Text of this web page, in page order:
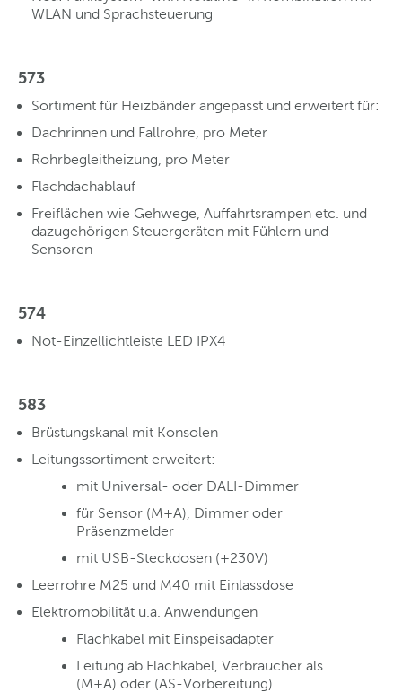
WLAN und Sprachsteuerung
573
Sortiment für Heizbänder angepasst und erweitert für:
Dachrinnen und Fallrohre, pro Meter
Rohrbegleitheizung, pro Meter
Flachdachablauf
Freiflächen wie Gehwege, Auffahrtsrampen etc. und
dazugehörigen Steuergeräten mit Fühlern und
Sensoren
574
Not-Einzellichtleiste LED IPX4
583
Brüstungskanal mit Konsolen
Leitungssortiment erweitert:
mit Universal- oder DALI-Dimmer
für Sensor (M+A), Dimmer oder
Präsenzmelder
mit USB-Steckdosen (+230V)
Leerrohre M25 und M40 mit Einlassdose
Elektromobilität u.a. Anwendungen
Flachkabel mit Einspeisadapter
Leitung ab Flachkabel, Verbraucher als
(M+A) oder (AS-Vorbereitung)